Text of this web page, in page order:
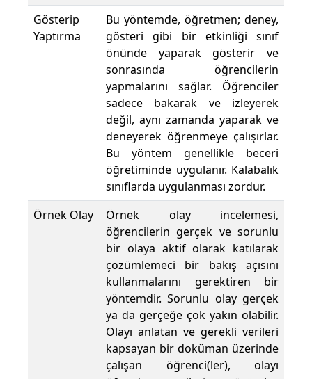
Gösterip
Yaptırma
Bu yöntemde, öğretmen; deney,
gösteri gibi bir etkinliği sınıf
önünde yaparak gösterir ve
sonrasında öğrencilerin
yapmalarını sağlar. Öğrenciler
sadece bakarak ve izleyerek
değil, aynı zamanda yaparak ve
deneyerek öğrenmeye çalışırlar.
Bu yöntem genellikle beceri
öğretiminde uygulanır. Kalabalık
sınıflarda uygulanması zordur.
Örnek Olay
Örnek olay incelemesi,
öğrencilerin gerçek ve sorunlu
bir olaya aktif olarak katılarak
çözümlemeci bir bakış açısını
kullanmalarını gerektiren bir
yöntemdir. Sorunlu olay gerçek
ya da gerçeğe çok yakın olabilir.
Olayı anlatan ve gerekli verileri
kapsayan bir doküman üzerinde
çalışan öğrenci(ler), olayı